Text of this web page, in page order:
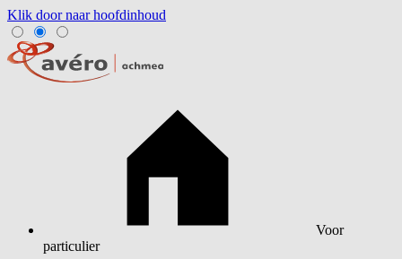
Klik door naar hoofdinhoud
Voor
particulier